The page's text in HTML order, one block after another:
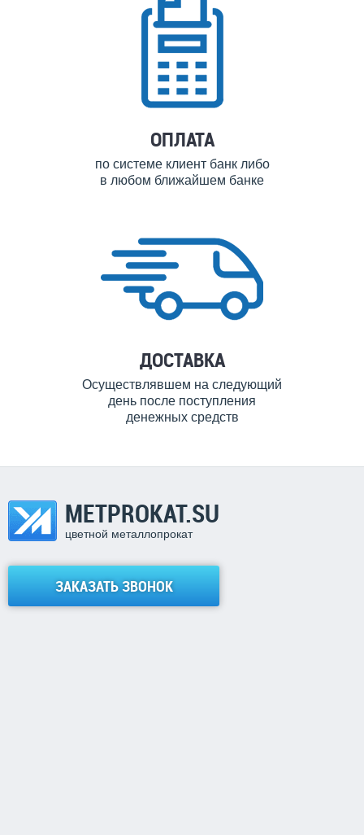
ОПЛАТА
по системе клиент банк либо
в любом ближайшем банке
ДОСТАВКА
Осуществлявшем на следующий
день после поступления
денежных средств
METPROKAT.SU
цветной металлопрокат
ЗАКАЗАТЬ ЗВОНОК